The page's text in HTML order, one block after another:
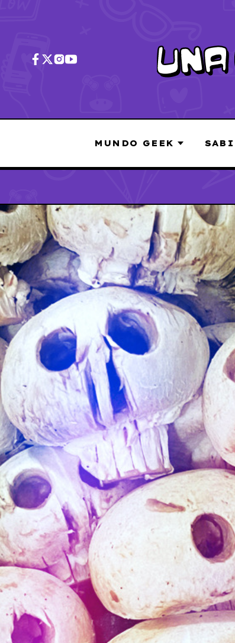
MUNDO GEEK